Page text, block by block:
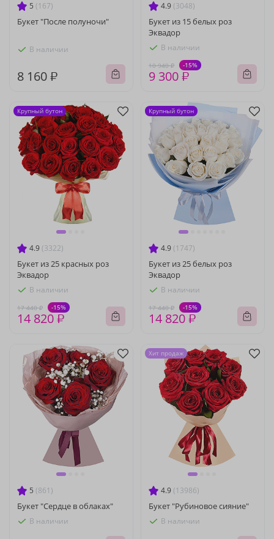
5 (167)
Букет "После полуночи"
В наличии
8 160 ₽
4.9 (3048)
Букет из 15 белых роз
Эквадор
В наличии
10 940 ₽ -15%
9 300 ₽
4.9 (3322)
Букет из 25 красных роз
Эквадор
В наличии
17 440 ₽ -15%
14 820 ₽
Крупный бутон
4.9 (1747)
Букет из 25 белых роз
Эквадор
В наличии
17 440 ₽ -15%
14 820 ₽
Крупный бутон
5 (861)
Букет "Сердце в облаках"
В наличии
4.9 (13986)
Букет "Рубиновое сияние"
В наличии
Хит продаж